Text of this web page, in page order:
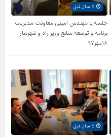
۵ سال قبل
جلسه با مهندس امینی معاونت مدیریت
برنامه و توسعه منابع وزیر راه و شهرساز
۱۸مهر۹۷
۵ سال قبل